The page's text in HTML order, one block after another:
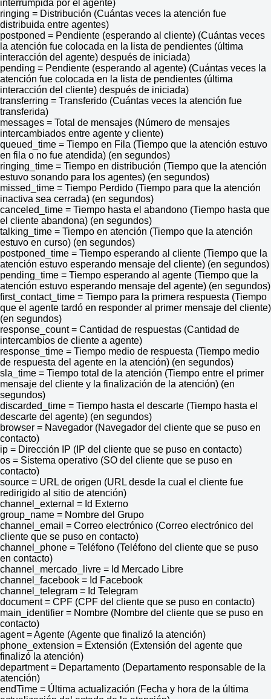
interrumpida por el agente)
ringing = Distribución (Cuántas veces la atención fue
distribuida entre agentes)
postponed = Pendiente (esperando al cliente) (Cuántas veces
la atención fue colocada en la lista de pendientes (última
interacción del agente) después de iniciada)
pending = Pendiente (esperando al agente) (Cuántas veces la
atención fue colocada en la lista de pendientes (última
interacción del cliente) después de iniciada)
transferring = Transferido (Cuántas veces la atención fue
transferida)
messages = Total de mensajes (Número de mensajes
intercambiados entre agente y cliente)
queued_time = Tiempo en Fila (Tiempo que la atención estuvo
en fila o no fue atendida) (en segundos)
ringing_time = Tiempo en distribución (Tiempo que la atención
estuvo sonando para los agentes) (en segundos)
missed_time = Tiempo Perdido (Tiempo para que la atención
inactiva sea cerrada) (en segundos)
canceled_time = Tiempo hasta el abandono (Tiempo hasta que
el cliente abandona) (en segundos)
talking_time = Tiempo en atención (Tiempo que la atención
estuvo en curso) (en segundos)
postponed_time = Tiempo esperando al cliente (Tiempo que la
atención estuvo esperando mensaje del cliente) (en segundos)
pending_time = Tiempo esperando al agente (Tiempo que la
atención estuvo esperando mensaje del agente) (en segundos)
first_contact_time = Tiempo para la primera respuesta (Tiempo
que el agente tardó en responder al primer mensaje del cliente)
(en segundos)
response_count = Cantidad de respuestas (Cantidad de
intercambios de cliente a agente)
response_time = Tiempo medio de respuesta (Tiempo medio
de respuesta del agente en la atención) (en segundos)
sla_time = Tiempo total de la atención (Tiempo entre el primer
mensaje del cliente y la finalización de la atención) (en
segundos)
discarded_time = Tiempo hasta el descarte (Tiempo hasta el
descarte del agente) (en segundos)
browser = Navegador (Navegador del cliente que se puso en
contacto)
ip = Dirección IP (IP del cliente que se puso en contacto)
os = Sistema operativo (SO del cliente que se puso en
contacto)
source = URL de origen (URL desde la cual el cliente fue
redirigido al sitio de atención)
channel_external = Id Externo
group_name = Nombre del Grupo
channel_email = Correo electrónico (Correo electrónico del
cliente que se puso en contacto)
channel_phone = Teléfono (Teléfono del cliente que se puso
en contacto)
channel_mercado_livre = Id Mercado Libre
channel_facebook = Id Facebook
channel_telegram = Id Telegram
document = CPF (CPF del cliente que se puso en contacto)
main_identifier = Nombre (Nombre del cliente que se puso en
contacto)
agent = Agente (Agente que finalizó la atención)
phone_extension = Extensión (Extensión del agente que
finalizó la atención)
department = Departamento (Departamento responsable de la
atención)
endTime = Última actualización (Fecha y hora de la última